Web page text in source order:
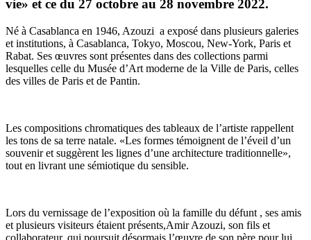
vie» et ce du 27 octobre au 28 novembre 2022.
Né à Casablanca en 1946, Azouzi a exposé dans plusieurs galeries
et institutions, à Casablanca, Tokyo, Moscou, New-York, Paris et
Rabat. Ses œuvres sont présentes dans des collections parmi
lesquelles celle du Musée d’Art moderne de la Ville de Paris, celles
des villes de Paris et de Pantin.
Les compositions chromatiques des tableaux de l’artiste rappellent
les tons de sa terre natale. «Les formes témoignent de l’éveil d’un
souvenir et suggèrent les lignes d’une architecture traditionnelle»,
tout en livrant une sémiotique du sensible.
Lors du vernissage de l’exposition où la famille du défunt , ses amis
et plusieurs visiteurs étaient présents,Amir Azouzi, son fils et
collaborateur, qui poursuit désormais l’œuvre de son père pour lui